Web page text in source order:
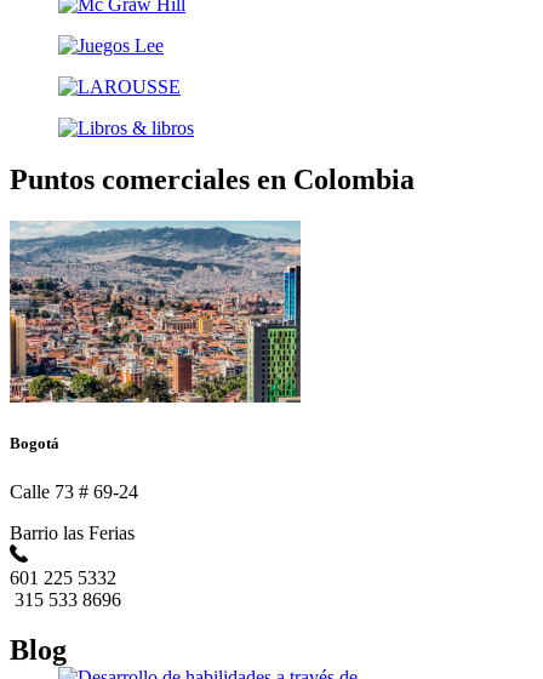
Puntos comerciales en Colombia
Bogotá
Calle 73 # 69-24
Barrio las Ferias
601 225 5332
315 533 8696
Blog